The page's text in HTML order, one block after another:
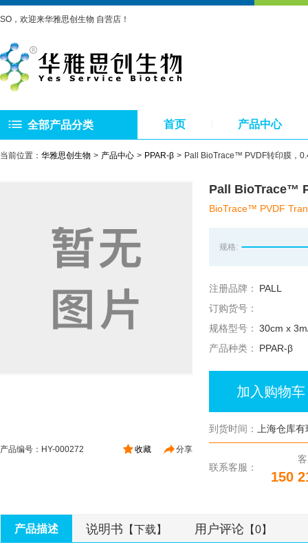
SO，欢迎来华雅思创生物 自营店！
全部产品分类 首页 产品中心
当前位置： 华雅思创生物 产品中心 PPAR-β Pall BioTrace™ PVDF转印膜，
分享
收藏
产品编号：HY-000272
Pall BioTrace™
BioTrace™ PVDF
规格:
注册品牌：
PALL
订购货号：
规格型号： 30cm x
产品种类：
PPAR-β
加入购物车
到货时间： 上海仓库
联系客服：
150
产品描述 说明书 【下载】 用户评论 【0】